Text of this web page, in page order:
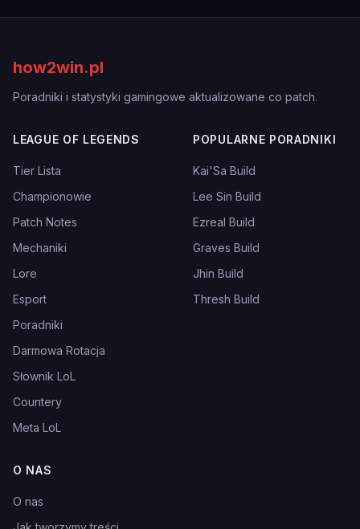
how2win.pl
Poradniki i statystyki gamingowe aktualizowane co patch.
LEAGUE OF LEGENDS
Tier Lista
Championowie
Patch Notes
Mechaniki
Lore
Esport
Poradniki
Darmowa Rotacja
Słownik LoL
Countery
Meta LoL
POPULARNE PORADNIKI
Kai'Sa Build
Lee Sin Build
Ezreal Build
Graves Build
Jhin Build
Thresh Build
O NAS
O nas